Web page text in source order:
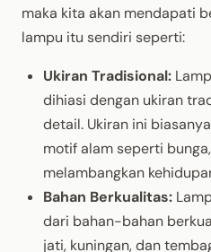
maka kita akan mendapati
lampu itu sendiri seperti:
Ukiran Tradisional:
dihiasi dengan ukiran
detail. Ukiran ini
motif alam seperti
melambangkan
Bahan Berkualitas:
dari bahan-bahan
jati, kuningan, dan